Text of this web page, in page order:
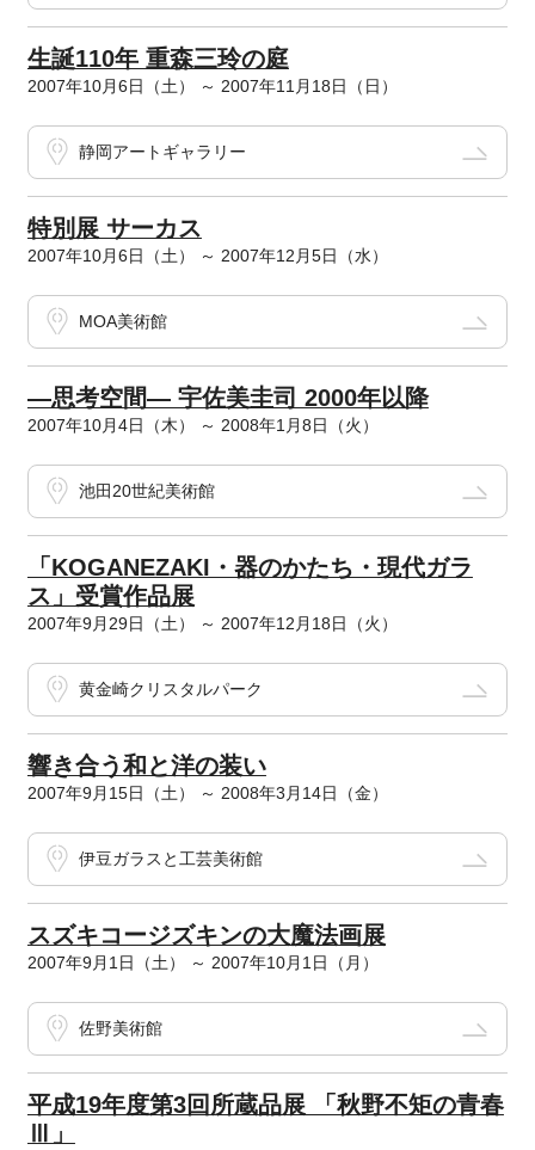
生誕110年 重森三玲の庭
2007年10月6日（土） ～ 2007年11月18日（日）
静岡アートギャラリー
特別展 サーカス
2007年10月6日（土） ～ 2007年12月5日（水）
MOA美術館
―思考空間― 宇佐美圭司 2000年以降
2007年10月4日（木） ～ 2008年1月8日（火）
池田20世紀美術館
「KOGANEZAKI・器のかたち・現代ガラ
ス」受賞作品展
2007年9月29日（土） ～ 2007年12月18日（火）
黄金崎クリスタルパーク
響き合う和と洋の装い
2007年9月15日（土） ～ 2008年3月14日（金）
伊豆ガラスと工芸美術館
スズキコージズキンの大魔法画展
2007年9月1日（土） ～ 2007年10月1日（月）
佐野美術館
平成19年度第3回所蔵品展 「秋野不矩の青春
Ⅲ」